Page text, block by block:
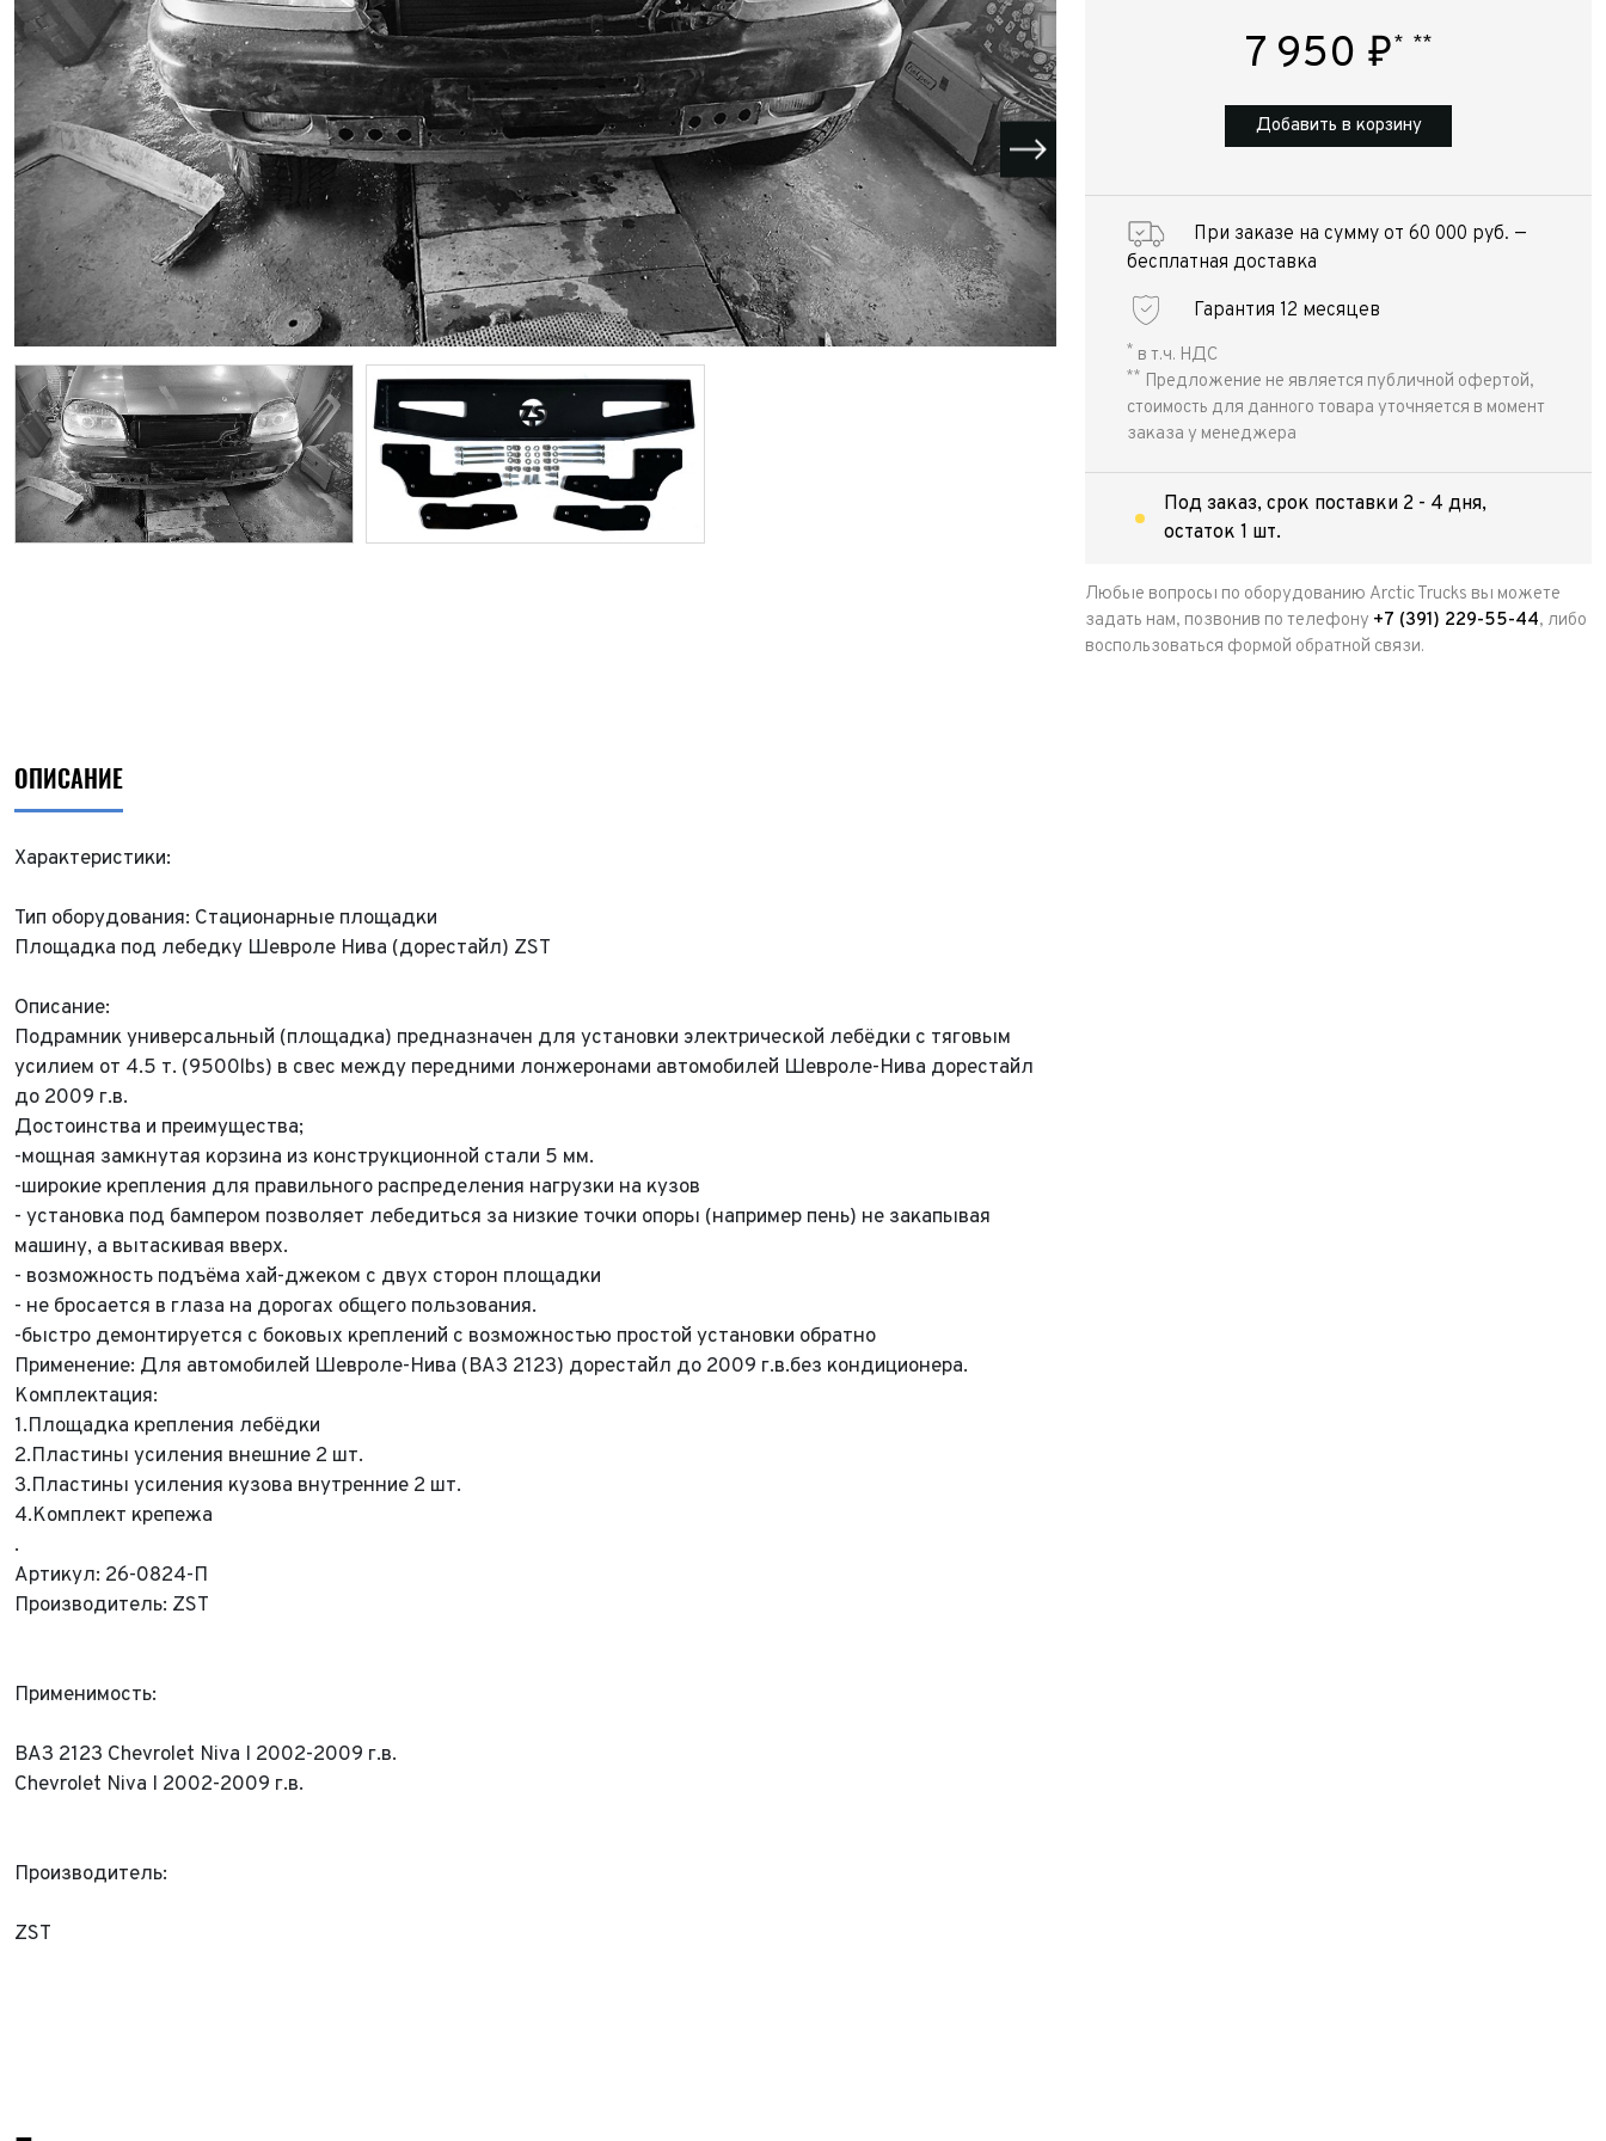
I покол., I рест. (2013-2017)
I покол., II рест. (2017-2020)
I покол., III рест. (2020-2024)
HILUX AT35 АТ38
АТ42/44
VIII поколение (2015-2020)
VIII покол., I рест. (2020-2024)
VIII покол., II рест. (2024-по
н.в.)
FORTUNER AT35
II поколение (2015-2020)
II покол., I рест. (2020-по н.в.)
I поколение (2002-2007)
I покол., I рест. (2007-2009)
LC100 AT35
X поколение (1998-2002)
X покол., I рест. (2002-2005)
X покол., II рест. (2005-2007)
GREAT WALL
ПРИЦЕП
LAND ROVER
JEEP
HAVAL
Все автомобили Автомобили в наличии
Портфолио Спецтехника Arctic Trucks
ИП
7 950 ₽* **
Добавить в корзину
При заказе на сумму от 60 000 руб. —
бесплатная доставка
Гарантия 12 месяцев
* в т.ч. НДС
** Предложение не является публичной офертой,
стоимость для данного товара уточняется в момент
заказа у менеджера
Под заказ, срок поставки 2 - 4 дня,
остаток 1 шт.
Любые вопросы по оборудованию Arctic Trucks вы можете
задать нам, позвонив по телефону +7 (391) 229-55-44, либо
воспользоваться формой обратной связи.
ОПИСАНИЕ
Характеристики:
Тип оборудования: Стационарные площадки
Площадка под лебедку Шевроле Нива (дорестайл) ZST
Описание:
Подрамник универсальный (площадка) предназначен для установки электрической лебёдки с тяговым
усилием от 4.5 т. (9500lbs) в свес между передними лонжеронами автомобилей Шевроле-Нива дорестайл
до 2009 г.в.
Достоинства и преимущества;
-мощная замкнутая корзина из конструкционной стали 5 мм.
-широкие крепления для правильного распределения нагрузки на кузов
- установка под бампером позволяет лебедиться за низкие точки опоры (например пень) не закапывая
машину, а вытаскивая вверх.
- возможность подъёма хай-джеком с двух сторон площадки
- не бросается в глаза на дорогах общего пользования.
-быстро демонтируется с боковых креплений с возможностью простой установки обратно
Применение: Для автомобилей Шевроле-Нива (ВАЗ 2123) дорестайл до 2009 г.в.без кондиционера.
Комплектация:
1.Площадка крепления лебёдки
2.Пластины усиления внешние 2 шт.
3.Пластины усиления кузова внутренние 2 шт.
4.Комплект крепежа
.
Артикул: 26-0824-П
Производитель: ZST
Применимость:
ВАЗ 2123 Chevrolet Niva I 2002-2009 г.в.
Chevrolet Niva I 2002-2009 г.в.
Производитель:
ZST